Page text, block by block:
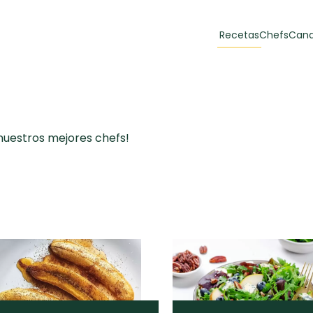
Recetas
Toast de trucha
curada y queso
casero30 min
CARNE
60 min
Chefs
mejores chefs!